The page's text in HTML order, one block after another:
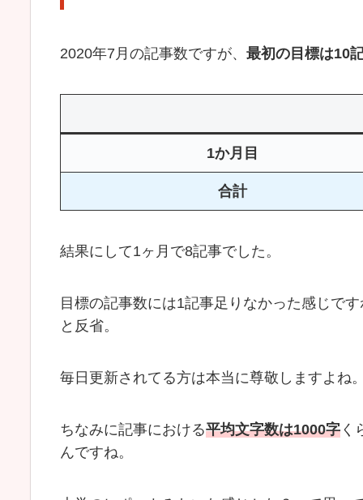
2020年7月の記事数ですが、 最初の目標は10
1か月目
合計
結果にして1ヶ月で8記事でした。
目標の記事数には1記事足りなかった感じで
と反省。
毎日更新されてる方は本当に尊敬しますよね
ちなみに記事における平均文字数は1000字 く
んですね。